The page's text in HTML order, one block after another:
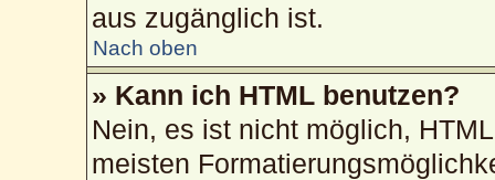
aus zugänglich ist.
Nach oben
» Kann ich HTML benutzen?
Nein, es ist nicht möglich,
meisten